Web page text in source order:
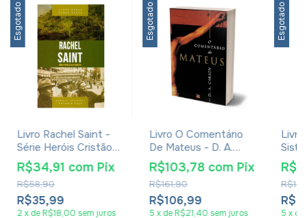
Esgotado
Livro Rachel Saint -
Série Heróis Cristãos
- Janet Benge
R$35,99
R$58,90
R$34,91 com Pix
2 xdeR$18,00 sem juros
Esgotado
Livro O Comentário
De Mateus - D. A.
Carson
R$106,99
R$161,90
R$103,78 com Pix
5 xdeR$21,40 sem juros
Esgotado
Livro
E
5 x de